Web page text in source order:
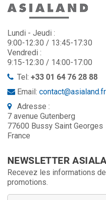
Lundi - Jeudi :
9:00-12:30 / 13:45-17:30
Vendredi :
9:15-12:30 / 14:00-17:00
Tel: +33 01 64 76 28 88
Email: contact@asialand.fr
Adresse :
7 avenue Gutenberg
77600 Bussy Saint Georges
France
NEWSLETTER
Recevez les informations
promotions.